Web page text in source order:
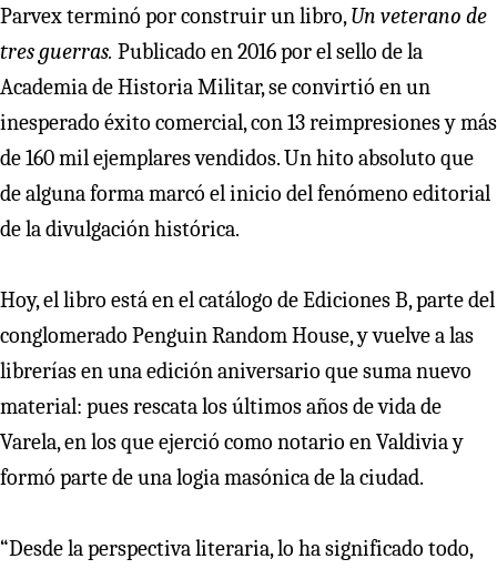
Parvex terminó por construir un libro, Un veterano de
tres guerras. Publicado en 2016 por el sello de la
Academia de Historia Militar, se convirtió en un
inesperado éxito comercial, con 13 reimpresiones y más
de 160 mil ejemplares vendidos. Un hito absoluto que
de alguna forma marcó el inicio del fenómeno editorial
de la divulgación histórica.
Hoy, el libro está en el catálogo de Ediciones B, parte del
conglomerado Penguin Random House, y vuelve a las
librerías en una edición aniversario que suma nuevo
material: pues rescata los últimos años de vida de
Varela, en los que ejerció como notario en Valdivia y
formó parte de una logia masónica de la ciudad.
“Desde la perspectiva literaria, lo ha significado todo,